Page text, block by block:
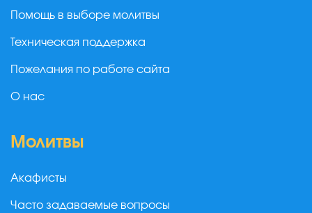
Помощь в выборе молитвы
Техническая поддержка
Пожелания по работе сайта
О нас
Молитвы
Акафисты
Часто задаваемые вопросы